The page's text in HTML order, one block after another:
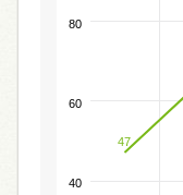
47
40
60
80